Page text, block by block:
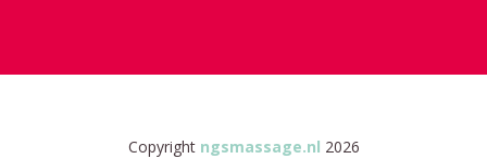
Copyright ngsmassage.nl 2026